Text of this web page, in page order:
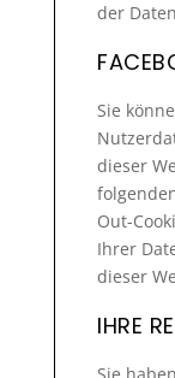
der
Sie
dieser
Out-
Ihrer
dieser
IHRE